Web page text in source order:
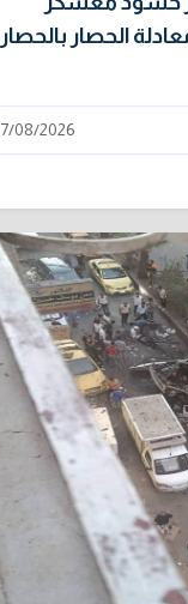
الحصار بالحصار
7/08/2026